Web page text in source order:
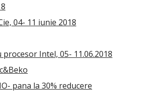
04- 11 iunie 2018
Intel, 05- 11.06.2018
pana la 30% reducere